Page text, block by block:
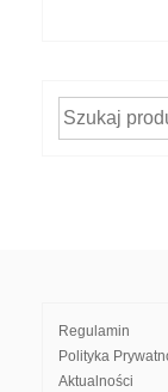
Szukaj:
Regulamin
Polityka
Aktualności